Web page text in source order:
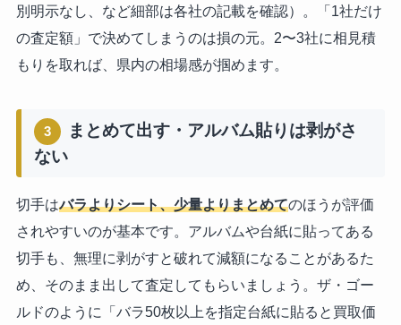
別明示なし、など細部は各社の記載を確認）。「1社だけ
の査定額」で決めてしまうのは損の元。2〜3社に相見積
もりを取れば、県内の相場感が掴めます。
3
まとめて出す・アルバム貼りは剥がさ
ない
切手はバラよりシート、少量よりまとめてのほうが評価
されやすいのが基本です。アルバムや台紙に貼ってある
切手も、無理に剥がすと破れて減額になることがあるた
め、そのまま出して査定してもらいましょう。ザ・ゴー
ルドのように「バラ50枚以上を指定台紙に貼ると買取価